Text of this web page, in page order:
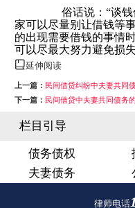
俗话说：“谈钱
家可以尽量别让借钱等
的出现需要借钱的事情
可以尽最大努力避免损失
延伸阅读
上一篇： 民间借贷纠纷中夫妻共同
下一篇： 民间借贷中夫妻共同债务
栏目引导
债务债权
夫妻债务
律师电话